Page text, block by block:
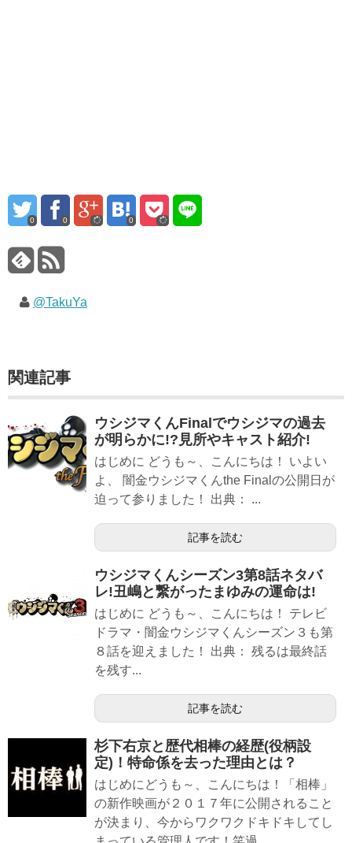
0 0 0
@TakuYa
関連記事
ウシジマくんFinalでウシジマの過去
が明らかに!?見所やキャスト紹介!
はじめに どうも～、こんにちは！ いよい
よ、 闇金ウシジマくんthe Finalの公開日が
迫って参りました！ 出典： ...
記事を読む
ウシジマくんシーズン3第8話ネタバ
レ!丑嶋と繋がったまゆみの運命は!
はじめに どうも～、こんにちは！ テレビ
ドラマ・闇金ウシジマくんシーズン３も第
８話を迎えました！ 出典： 残るは最終話
を残す...
記事を読む
杉下右京と歴代相棒の経歴(役柄設
定)！特命係を去った理由とは？
はじめにどうも～、こんにちは！「相棒」
の新作映画が２０１７年に公開されること
が決まり、今からワクワクドキドキしてし